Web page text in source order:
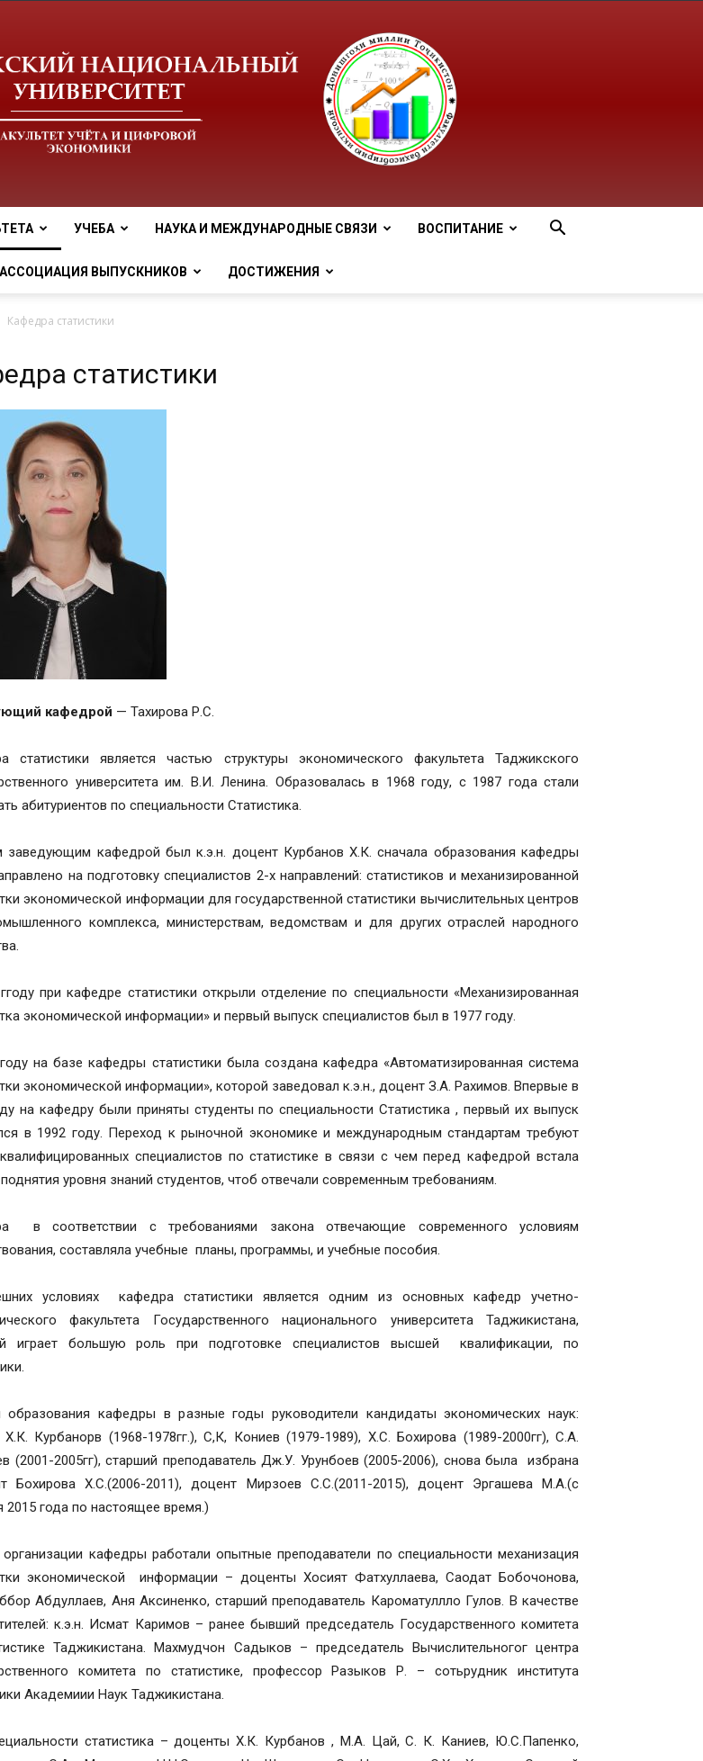
tnu
УЧЕБА НАУКА И МЕЖДУНАРОДНЫЕ СВЯЗИ ВОСПИТАНИЕ
АССОЦИАЦИЯ ВЫПУСКНИКОВ ДОСТИЖЕНИЯ
Кафедра статистики
статистики
кафедрой — Тахирова Р.С.
статистики является частью структуры экономического факультета Таджикского
университета им. В.И. Ленина. Образовалась в 1968 году, с 1987 года стали
абитуриентов по специальности Статистика.
заведующим кафедрой был к.э.н. доцент Курбанов Х.К. сначала образования кафедры
на подготовку специалистов 2-х направлений: статистиков и механизированной
экономической информации для государственной статистики вычислительных центров
комплекса, министерствам, ведомствам и для других отраслей народного
при кафедре статистики открыли отделение по специальности «Механизированная
экономической информации» и первый выпуск специалистов был в 1977 году.
на базе кафедры статистики была создана кафедра «Автоматизированная система
экономической информации», которой заведовал к.э.н., доцент З.А. Рахимов. Впервые в
на кафедру были приняты студенты по специальности Статистика , первый их выпуск
в 1992 году. Переход к рыночной экономике и международным стандартам требуют
специалистов по статистике в связи с чем перед кафедрой встала
уровня знаний студентов, чтоб отвечали современным требованиям.
в соответствии с требованиями закона отвечающие современного условиям
составляла учебные планы, программы, и учебные пособия.
условиях кафедра статистики является одним из основных кафедр учетно-
факультета Государственного национального университета Таджикистана,
играет большую роль при подготовке специалистов высшей квалификации, по
кафедры в разные годы руководители кандидаты экономических наук:
Курбанорв (1968-1978гг.), С,К, Кониев (1979-1989), Х.С. Бохирова (1989-2000гг), С.А.
(2001-2005гг), старший преподаватель Дж.У. Урунбоев (2005-2006), снова была избрана
Бохирова Х.С.(2006-2011), доцент Мирзоев С.С.(2011-2015), доцент Эргашева М.А.(с
2015 года по настоящее время.)
кафедры работали опытные преподаватели по специальности механизация
экономической информации – доценты Хосият Фатхуллаева, Саодат Бобочонова,
Абдуллаев, Аня Аксиненко, старший преподаватель Кароматуллло Гулов. В качестве
к.э.н. Исмат Каримов – ранее бывший председатель Государственного комитета
Таджикистана. Махмудчон Садыков – председатель Вычислительногог центра
комитета по статистике, профессор Разыков Р. – сотьрудник института
Академиии Наук Таджикистана.
статистика – доценты Х.К. Курбанов , М.А. Цай, С. К. Каниев, Ю.С.Папенко,